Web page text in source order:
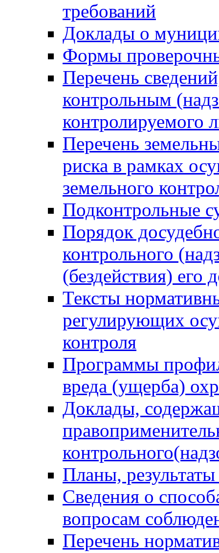
требований
Доклады о
Формы
Перечень
контрольным
контролируемого
Перечень
риска в рамках
земельного
Подконтрольные
Порядок
контрольного
(бездействия)
Тексты
регулирующих
контроля
Программы
вреда (ущерба)
Доклады,
Планы,
Сведения о
вопросам
Перечень